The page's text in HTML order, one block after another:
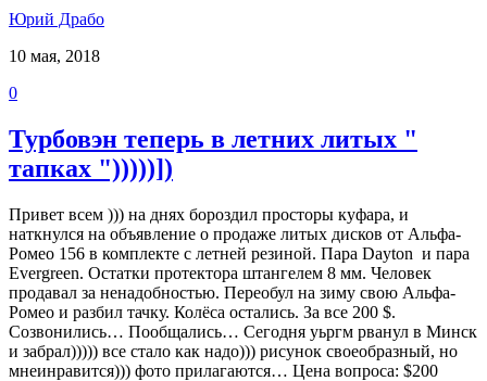
Юрий Драбо
10 мая, 2018
0
Турбовэн теперь в летних литых "
тапках ")))))])
Привет всем ))) на днях бороздил просторы куфара, и
наткнулся на объявление о продаже литых дисков от Альфа-
Ромео 156 в комплекте с летней резиной. Пара Dayton и пара
Evergreen. Остатки протектора штангелем 8 мм. Человек
продавал за ненадобностью. Переобул на зиму свою Альфа-
Ромео и разбил тачку. Колёса остались. За все 200 $.
Созвонились… Пообщались… Сегодня уьргм рванул в Минск
и забрал))))) все стало как надо))) рисунок своеобразный, но
мнеинравится))) фото прилагаются… Цена вопроса: $200